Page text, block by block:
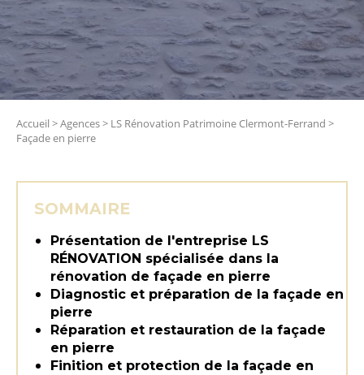
Accueil >Agences> LS Rénovation Patrimoine Clermont-Ferrand >
Façade en pierre
SOMMAIRE
Présentation de l'entreprise LS
RÉNOVATION spécialisée dans la
rénovation de façade en pierre
Diagnostic et préparation de la façade en
pierre
Réparation et restauration de la façade
en pierre
Finition et protection de la façade en